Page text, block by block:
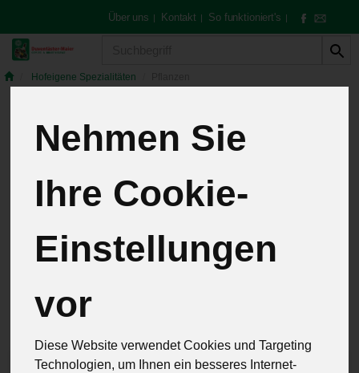
Nehmen Sie
Ihre Cookie-
Einstellungen
vor
Diese Website verwendet Cookies und Targeting
Technologien, um Ihnen ein besseres Internet-
Über uns | Kontakt | So funktioniert's |
Hofeigene Spezialitäten
Pflanzen 4 von 257
12